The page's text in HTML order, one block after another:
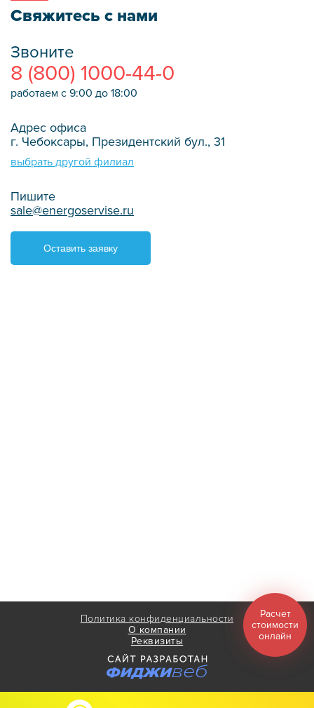
Свяжитесь с нами
Звоните
8 (800) 1000-44-0
работаем с 9:00 до 18:00
Адрес офиса
г. Чебоксары, Президентский бул., 31
выбрать другой филиал
Пишите
sale@energoservise.ru
Оставить заявку
Политика конфиденциальности
О компании
Реквизиты
Расчет
стоимости
онлайн